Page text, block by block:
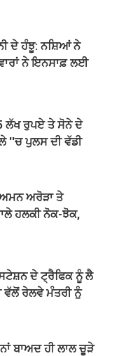
ਦੇ ਹੰਝੂ: ਨਸ਼ਿਆਂ ਨੇ
ਨੇ ਇਨਸਾਫ਼ ਲਈ
ਲੱਖ ਰੁਪਏ ਤੇ ਸੋਨੇ ਦੇ
''ਚ ਪੁਲਸ ਦੀ ਵੱਡੀ
ਅਮਨ ਅਰੋੜਾ ਤੇ
ਹਲਕੀ ਨੋਕ-ਝੋਕ,
ਦੇ ਟ੍ਰੈਫਿਕ ਨੂੰ ਲੈ
ਵੱਲੋਂ ਰੇਲਵੇ ਮੰਤਰੀ ਨੂੰ
ਬਾਅਦ ਹੀ ਲਾਲ ਚੂੜੇ